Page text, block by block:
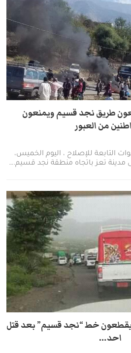
طريق نجد قسيم ويمنعون
من العبور
التابعة للإصلاح ، اليوم الخميس،
مدينة تعز باتجاه منطقة نجد قسيم.…
خط “نجد قسيم” بعد قتل
احد…